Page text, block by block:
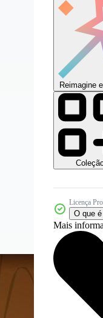
Reimagine
Licença
O que
Mais